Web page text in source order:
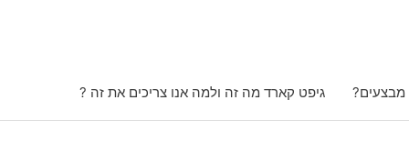
מבצעים? גיפט קארד מה זה ולמה אנו צריכים את זה ?